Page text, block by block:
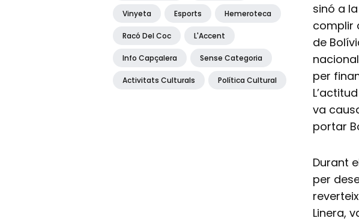
Vinyeta Esports Hemeroteca
Racó Del Coc L'Accent
Info Capçalera Sense Categoria
Activitats Culturals Política Cultural
sinó a
complir
de
per
va
portar
Durant
per
Linera,